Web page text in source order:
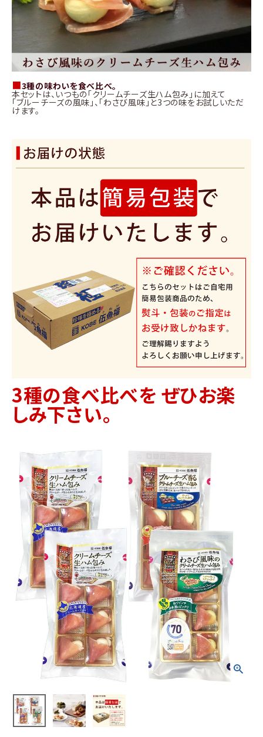
■3種の味わいを食べ比べ。
本セットは、いつもの「クリームチーズ生ハム包み」に加えて
「ブルーチーズの風味」、「わさび風味」と3つの味をお試しいただ
けます。
3種の食べ比べを ぜひお楽
しみ下さい。